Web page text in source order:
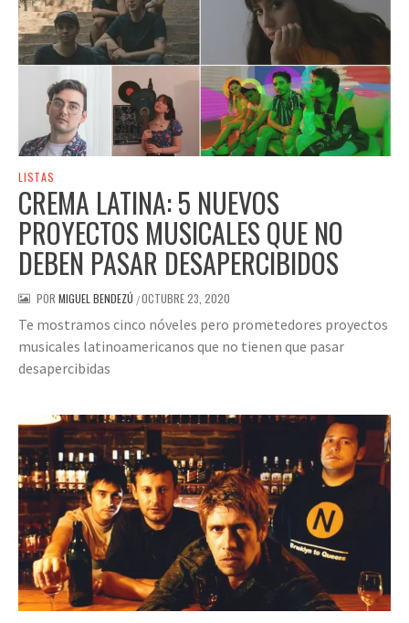
LISTAS
CREMA LATINA: 5 NUEVOS
PROYECTOS MUSICALES QUE NO
DEBEN PASAR DESAPERCIBIDOS
POR MIGUEL BENDEZÚ /OCTUBRE 23, 2020
Te mostramos cinco nóveles pero prometedores proyectos
musicales latinoamericanos que no tienen que pasar
desapercibidas